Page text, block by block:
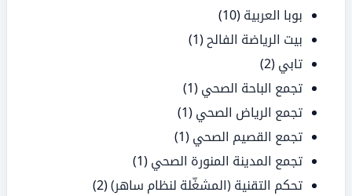
بوبا العربية (10)
بيت الرياضة الفالح (1)
تابي (2)
تجمع الباحة الصحي (1)
تجمع الرياض الصحي (1)
تجمع القصيم الصحي (1)
تجمع المدينة المنورة الصحي (1)
تحكم التقنية (المشغّلة لنظام ساهر)(2)